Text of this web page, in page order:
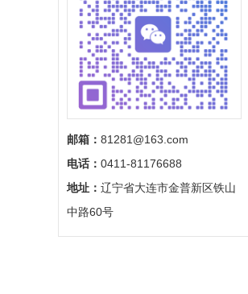
邮箱： 81281@163.com
电话： 0411-81176688
地址： 辽宁省大连市金普新区铁山
中路60号